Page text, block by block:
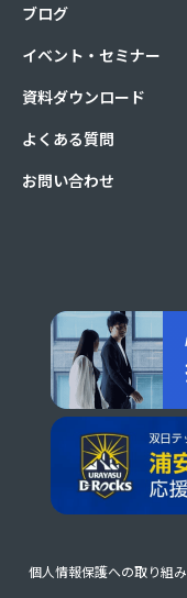
ブログ
イベント・セミナー
資料ダウンロード
よくある質問
お問い合わせ
個人情報保護への取り組み